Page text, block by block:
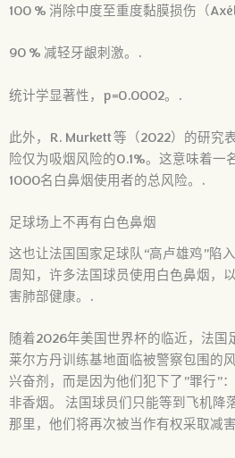
100 % 消除中度至重度黏膜损伤（
90 % 减轻牙龈刺激。.
统计学显著性，p=0.0002。.
此外，R. Murkett 等（2022）的研究
险仅为吸烟风险的0.1%。这意味着一
1000名白鼻烟使用者的总风险。.
足球场上不再有白色鼻烟
这也让法国国家足球队“高卢雄鸡”陷
周知，许多法国球员使用白色鼻烟，
害肺部健康。.
随着2026年美国世界杯的临近，法国
莱尔方丹训练基地面临被警察包围的
兴奋剂，而是因为他们犯下了”罪行”
非香烟。 法国球员们只能等到飞机降
那里，他们将再次被当作有权采取减